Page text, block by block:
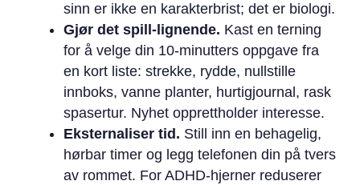
sinn er ikke en karakterbrist; det er biologi.
Gjør det spill-lignende. Kast en terning
for å velge din 10-minutters oppgave fra
en kort liste: strekke, rydde, nullstille
innboks, vanne planter, hurtigjournal, rask
spasertur. Nyhet opprettholder interesse.
Eksternaliser tid. Still inn en behagelig,
hørbar timer og legg telefonen din på tvers
av rommet. For ADHD-hjerner reduserer